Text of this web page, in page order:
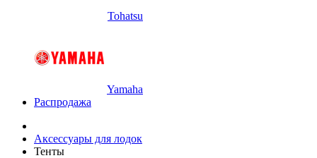
Tohatsu
Yamaha
Распродажа
Аксессуары для лодок
Тенты